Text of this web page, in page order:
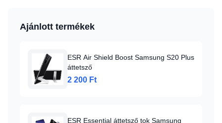
Ajánlott termékek
ESR Air Shield Boost Samsung S20 Plus
áttetsző
2 200 Ft
ESR Essential áttetsző tok Samsung